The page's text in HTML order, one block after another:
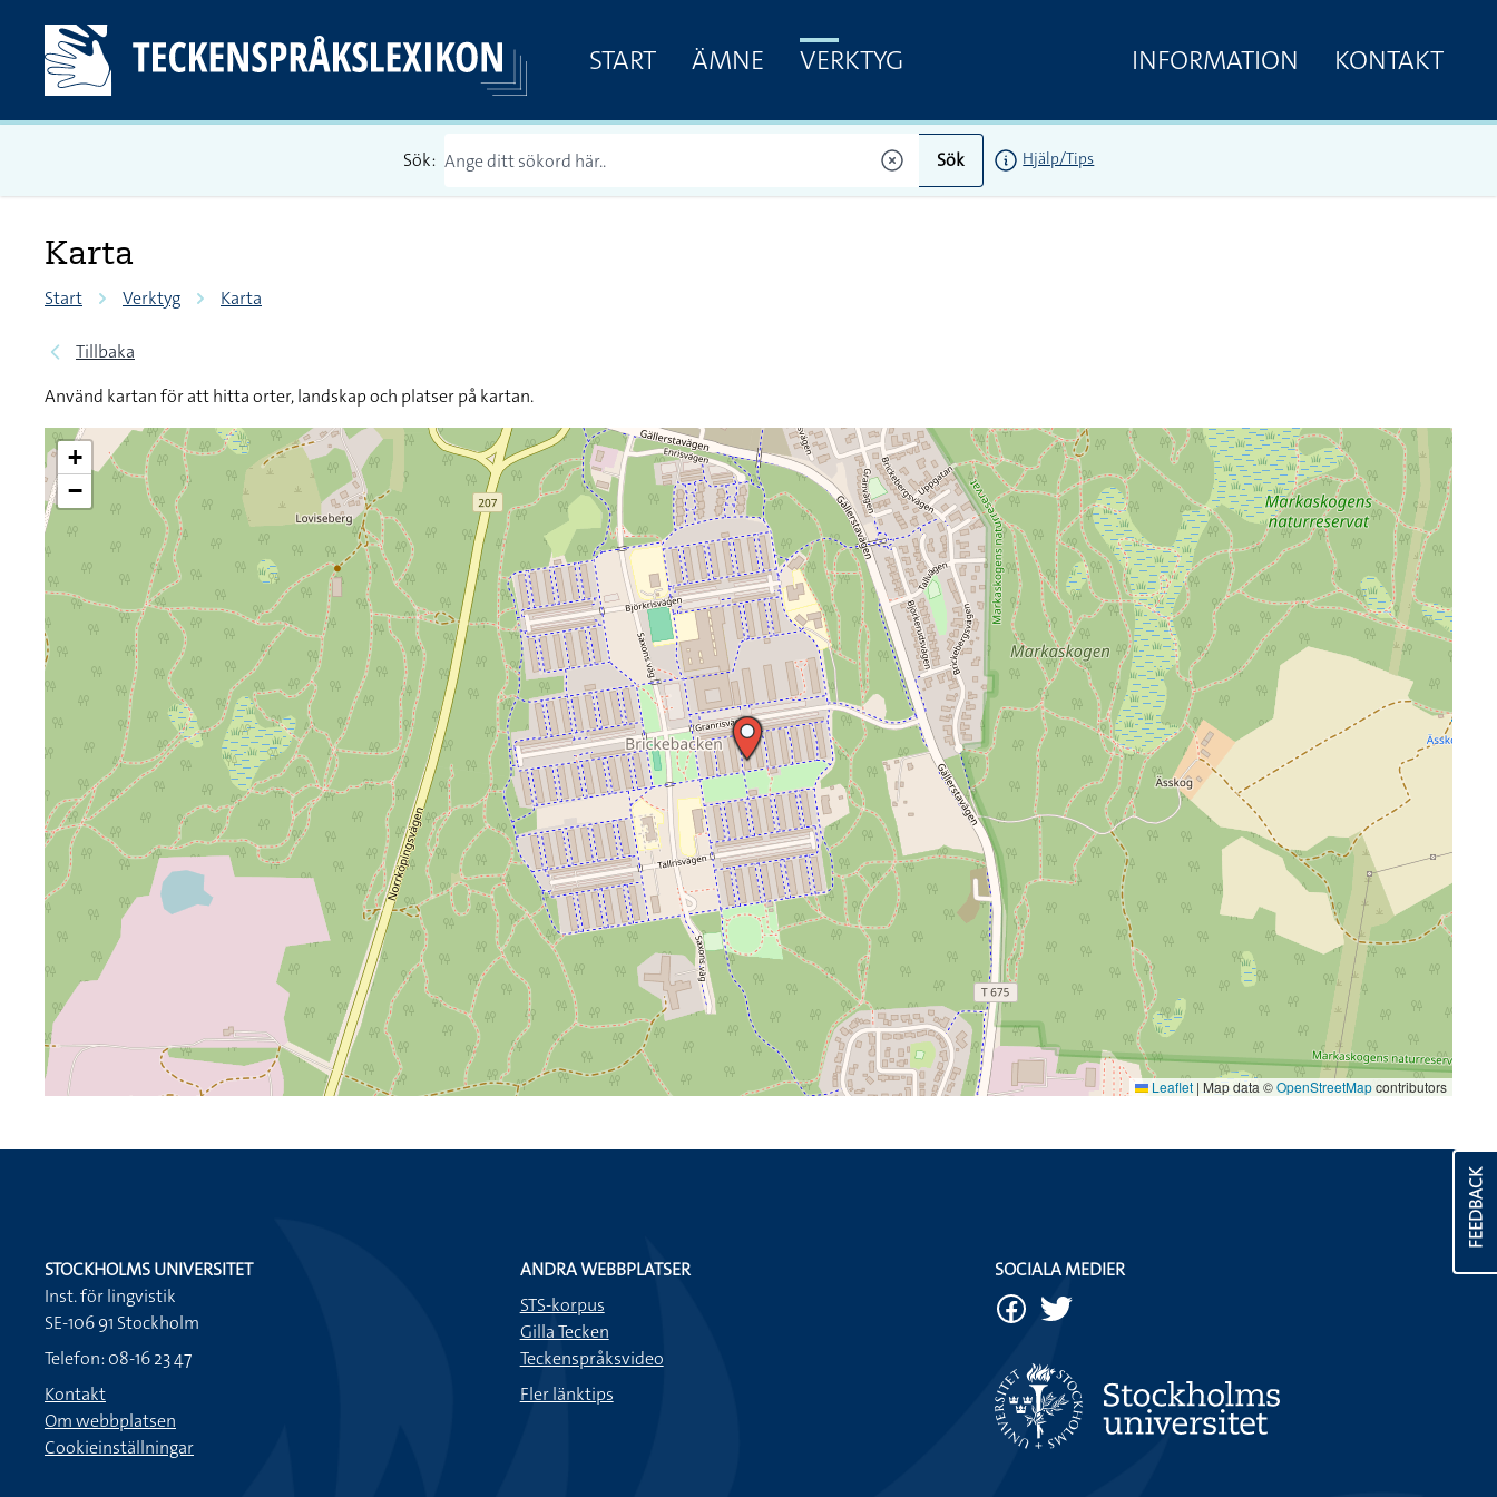
START ÄMNE VERKTYG INFORMATION KONTAKT
Sök: Sök Hjälp/Tips
Karta
Start Verktyg Karta
Tillbaka
Använd kartan för att hitta orter, landskap och platser på kartan.
+
−
Leaflet | Map data ©OpenStreetMapcontributors
FEEDBACK
STOCKHOLMS UNIVERSITET
Inst. för lingvistik
SE-106 91 Stockholm
Telefon: 08-16 23 47
Kontakt
Om webbplatsen
Cookieinställningar
ANDRA WEBBPLATSER
STS-korpus
Gilla Tecken
Teckenspråksvideo
Fler länktips
SOCIALA MEDIER